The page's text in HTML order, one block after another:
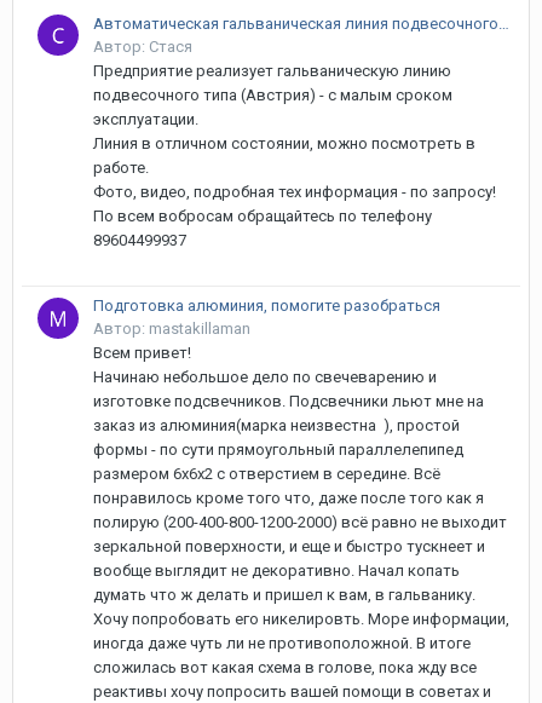
Автор: Стася
Предприятие реализует гальваническую линию
подвесочного типа (Австрия) - с малым сроком
эксплуатации.
Линия в отличном состоянии, можно посмотреть в
работе.
Фото, видео, подробная тех информация - по запросу!
По всем вобросам обращайтесь по телефону
89604499937
Подготовка алюминия, помогите разобраться
Автор: mastakillaman
Всем привет!
Начинаю небольшое дело по свечеварению и
изготовке подсвечников. Подсвечники льют мне на
заказ из алюминия(марка неизвестна ), простой
формы - по сути прямоугольный параллелепипед
размером 6х6х2 с отверстием в середине. Всё
понравилось кроме того что, даже после того как я
полирую (200-400-800-1200-2000) всё равно не выходит
зеркальной поверхности, и еще и быстро тускнеет и
вообще выглядит не декоративно. Начал копать
думать что ж делать и пришел к вам, в гальванику.
Хочу попробовать его никелировть. Море информации,
иногда даже чуть ли не противоположной. В итоге
сложилась вот какая схема в голове, пока жду все
реактивы хочу попросить вашей помощи в советах и